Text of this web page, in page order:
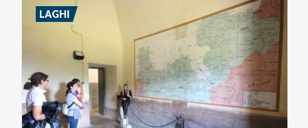
LAGHI